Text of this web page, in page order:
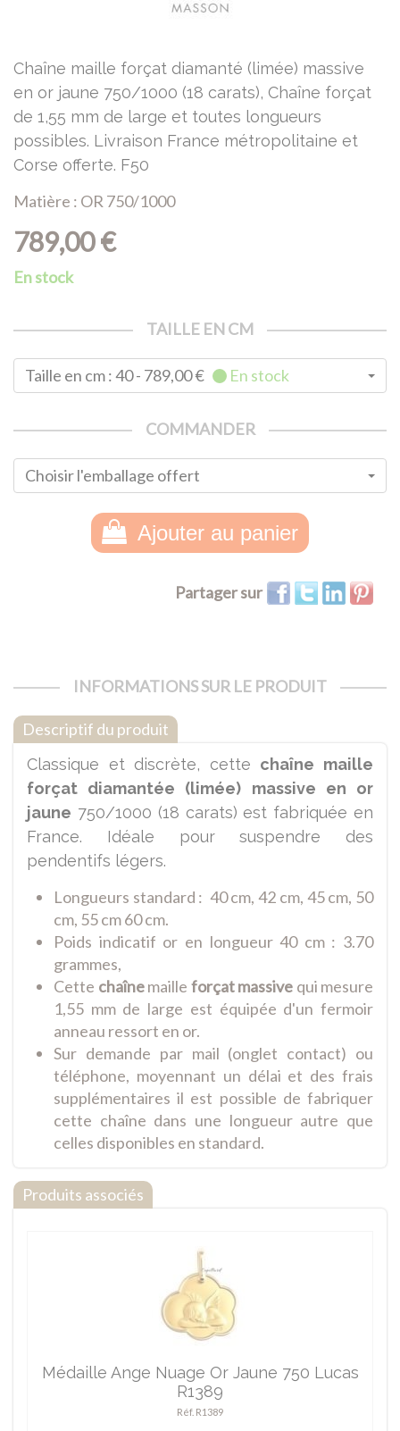
Chaîne maille forçat diamanté (limée) massive
en or jaune 750/1000 (18 carats), Chaîne forçat
de 1,55 mm de large et toutes longueurs
possibles. Livraison France métropolitaine et
Corse offerte. F50
Matière : OR 750/1000
789,00 €
En stock
TAILLE EN CM
Taille en cm : 40 - 789,00 € En stock
COMMANDER
Choisir l'emballage offert
Ajouter au panier
Partager sur
INFORMATIONSSUR LE PRODUIT
Descriptif du produit
Classique et discrète, cette chaîne maille
forçat diamantée (limée) massive en or
jaune 750/1000 (18 carats) est fabriquée en
France. Idéale pour suspendre des
pendentifs légers.
Longueurs standard : 40 cm, 42 cm, 45 cm, 50
cm, 55 cm 60 cm.
Poids indicatif or en longueur 40 cm : 3.70
grammes,
Cette chaînemaille forçat massive qui mesure
1,55 mm de large est équipée d'un fermoir
anneau ressort en or.
Sur demande par mail (onglet contact) ou
téléphone, moyennant un délai et des frais
supplémentaires il est possible de fabriquer
cette chaîne dans une longueur autre que
celles disponibles en standard.
Produits associés
Médaille Ange Nuage Or Jaune 750 Lucas
R1389
Réf. R1389